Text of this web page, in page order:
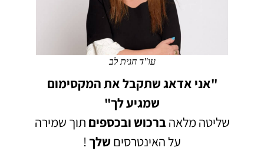
עו"ד חגית לב
"אני אדאג שתקבל את המקסימום
שמגיע לך"
שליטה מלאהברכוש ובכספים תוך שמירה
על האינטרסים שלך!